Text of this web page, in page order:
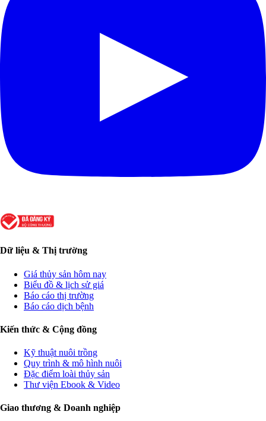
Dữ liệu & Thị trường
Giá thủy sản hôm nay
Biểu đồ & lịch sử giá
Báo cáo thị trường
Báo cáo dịch bệnh
Kiến thức & Cộng đồng
Kỹ thuật nuôi trồng
Quy trình & mô hình nuôi
Đặc điểm loài thủy sản
Thư viện Ebook & Video
Giao thương & Doanh nghiệp